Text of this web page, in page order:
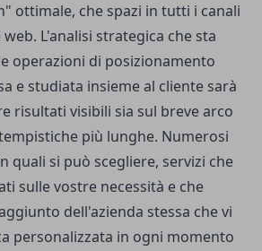
ottimale, che spazi in tutti i canali
L'analisi strategica che sta
operazioni di posizionamento
e studiata insieme al cliente sarà
risultati visibili sia sul breve arco
più lunghe. Numerosi
quali si può scegliere, servizi che
sulle vostre necessità e che
dell'azienda stessa che vi
personalizzata in ogni momento